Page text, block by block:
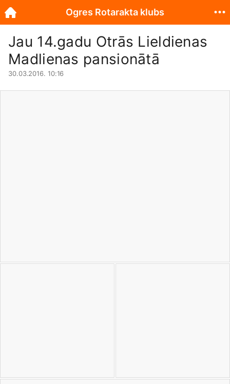
Jau 14.gadu Otrās Lieldienas
Madlienas pansionātā
30.03.2016. 10:16
Ogres Rotarakta klubs